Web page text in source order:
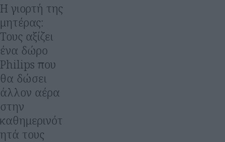
Η γιορτή της
μητέρας:
Τους αξίζει
ένα δώρο
Philips που
θα δώσει
άλλον αέρα
στην
καθημερινότ
ητά τους